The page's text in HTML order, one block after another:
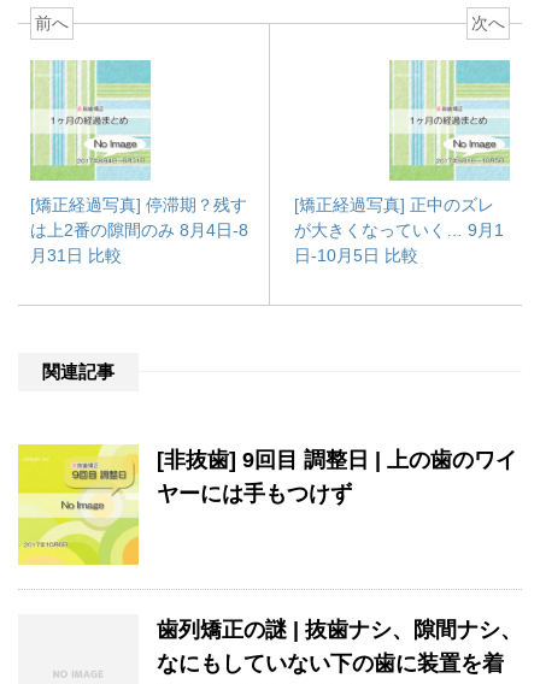
前へ
[矯正経過写真] 停滞期？残す
は上2番の隙間のみ 8月4日-8
月31日 比較
次へ
[矯正経過写真] 正中のズレ
が大きくなっていく… 9月1
日-10月5日 比較
関連記事
[非抜歯] 9回目 調整日 | 上の歯のワイ
ヤーには手もつけず
歯列矯正の謎 | 抜歯ナシ、隙間ナシ、
なにもしていない下の歯に装置を着